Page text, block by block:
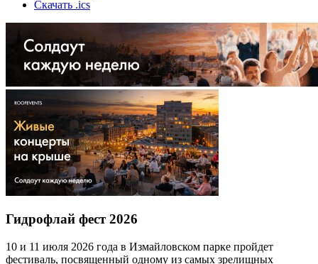
Скачать .ics
Гидрофлай фест 2026
10 и 11 июля 2026 года в Измайловском парке пройдет
фестиваль, посвященный одному из самых зрелищных